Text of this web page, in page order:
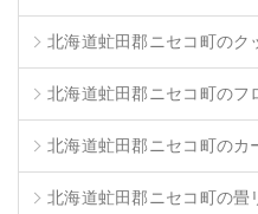
北海道虻田郡ニセコ町のク
北海道虻田郡ニセコ町のフ
北海道虻田郡ニセコ町のカ
北海道虻田郡ニセコ町の畳